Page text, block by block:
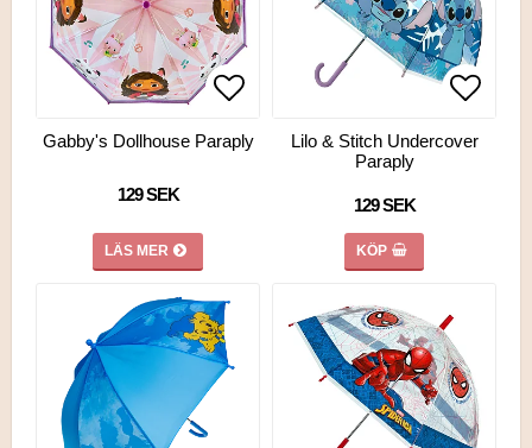
Lägg till i favoritlistan
Lägg till i favoritlistan
Gabby's Dollhouse Paraply
129 SEK
LÄS MER
Lägg
Lilo & Stitch Undercover
Paraply
129 SEK
KÖP